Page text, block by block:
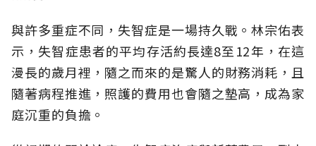
與許多重症不同，失智症是一場持久戰。林宗佑表
示，失智症患者的平均存活約長達8至12年，在這
漫長的歲月裡，隨之而來的是驚人的財務消耗，且
隨著病程推進，照護的費用也會隨之墊高，成為家
庭沉重的負擔。